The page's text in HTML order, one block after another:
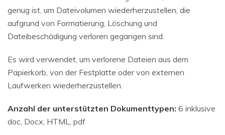
genug ist, um Dateivolumen wiederherzustellen, die
aufgrund von Formatierung, Löschung und
Dateibeschädigung verloren gegangen sind.
Es wird verwendet, um verlorene Dateien aus dem
Papierkorb, von der Festplatte oder von externen
Laufwerken wiederherzustellen.
Anzahl der unterstützten Dokumenttypen: 6 inklusive
doc, Docx, HTML, pdf